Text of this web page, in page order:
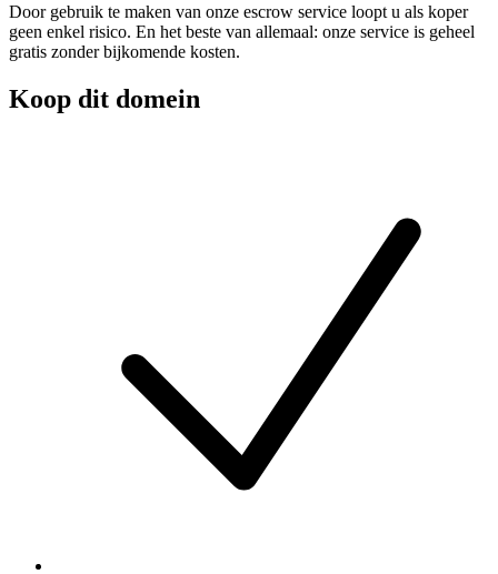
Door gebruik te maken van onze escrow service loopt u als koper
geen enkel risico. En het beste van allemaal: onze service is geheel
gratis zonder bijkomende kosten.
Koop dit domein